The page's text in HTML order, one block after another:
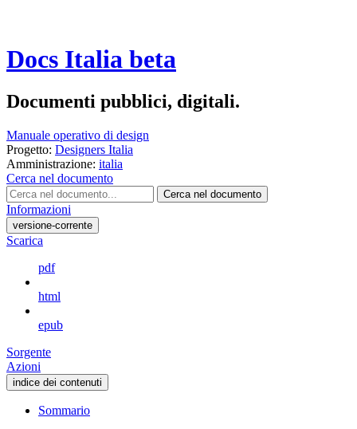
Docs Italia beta
Documenti pubblici, digitali.
Manuale operativo di design
Progetto: Designers Italia
Amministrazione: italia
Cerca nel documento
Cerca nel documento
Informazioni
versione-corrente
Scarica
pdf
html
epub
Sorgente
Azioni
indice dei contenuti
Sommario